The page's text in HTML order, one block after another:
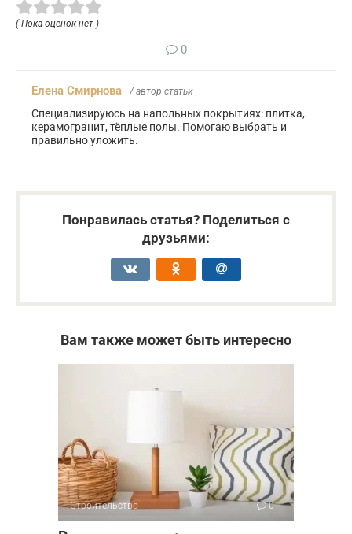
( Пока оценок нет )
0
Елена Смирнова / автор статьи
Специализируюсь на напольных покрытиях: плитка,
керамогранит, тёплые полы. Помогаю выбрать и
правильно уложить.
Понравилась статья? Поделиться с
друзьями:
Вам также может быть интересно
Строительство 0